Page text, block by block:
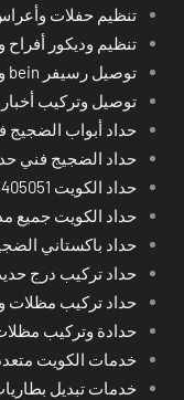
تنظيم حفلات
تنظيم وديكور
توصيل رسيفر bein و تركيب ستلايت و رسيفرات في الكويت
توصيل وتركيب
حداد أبواب الضجيج
حداد الضجيج فني
حداد الكويت 66405051 جميع مدن الكويت
حداد الكويت جميع
حداد باكستاني
حداد تركيب درج
حداد تركيب مظلات
حدادة وتركيب
خدمات الكويت
خدمات تبديل